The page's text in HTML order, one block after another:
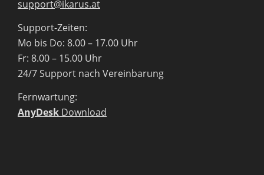
support@ikarus.at
Support-Zeiten:
Mo bis Do: 8.00 – 17.00 Uhr
Fr: 8.00 – 15.00 Uhr
24/7 Support nach Vereinbarung
Fernwartung:
AnyDesk Download